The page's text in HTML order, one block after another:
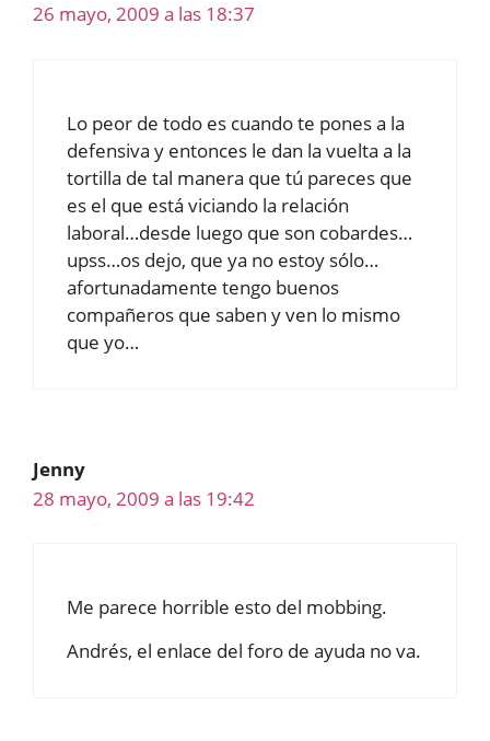
26 mayo, 2009 a las 18:37
Lo peor de todo es cuando te pones a la
defensiva y entonces le dan la vuelta a la
tortilla de tal manera que tú pareces que
es el que está viciando la relación
laboral…desde luego que son cobardes…
upss…os dejo, que ya no estoy sólo…
afortunadamente tengo buenos
compañeros que saben y ven lo mismo
que yo…
Jenny
28 mayo, 2009 a las 19:42
Me parece horrible esto del mobbing.
Andrés, el enlace del foro de ayuda no va.